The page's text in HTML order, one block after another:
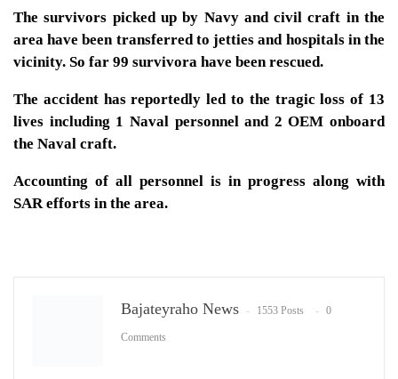
The survivors picked up by Navy and civil craft in the
area have been transferred to jetties and hospitals in the
vicinity. So far 99 survivora have been rescued.
The accident has reportedly led to the tragic loss of 13
lives including 1 Naval personnel and 2 OEM onboard
the Naval craft.
Accounting of all personnel is in progress along with
SAR efforts in the area.
Bajateyraho News 1553 Posts 0
Comments